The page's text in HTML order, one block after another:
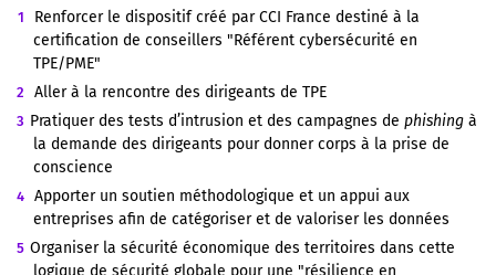
Renforcer le dispositif créé par CCI France destiné à la
certification de conseillers "Référent cybersécurité en
TPE/PME"
Aller à la rencontre des dirigeants de TPE
Pratiquer des tests d’intrusion et des campagnes dephishing à
la demande des dirigeants pour donner corps à la prise de
conscience
Apporter un soutien méthodologique et un appui aux
entreprises afin de catégoriser et de valoriser les données
Organiser la sécurité économique des territoires dans cette
logique de sécurité globale pour une "résilience en